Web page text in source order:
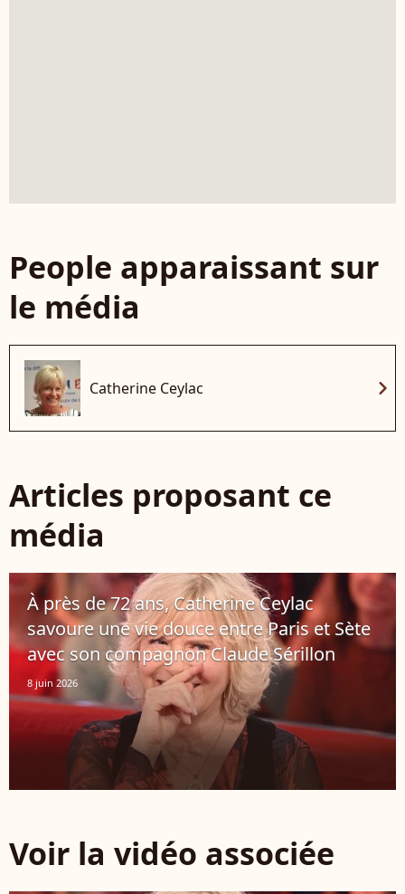
People apparaissant sur
le média
Catherine Ceylac chevron_right
Articles proposant ce
média
À près de 72 ans, Catherine Ceylac
savoure une vie douce entre Paris et Sète
avec son compagnon Claude Sérillon
8 juin 2026
Voir la vidéo associée